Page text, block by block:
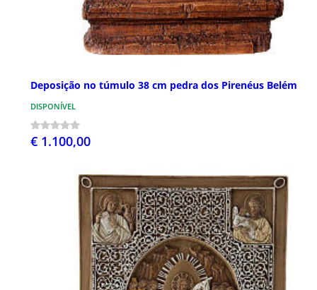
Deposição no túmulo 38 cm pedra dos Pirenéus Belém
DISPONÍVEL
€ 1.100,00